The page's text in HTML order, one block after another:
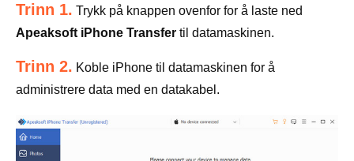
Trinn 1. Trykk på knappen ovenfor for å laste ned
Apeaksoft iPhone Transfer til datamaskinen.
Trinn 2. Koble iPhone til datamaskinen for å
administrere data med en datakabel.